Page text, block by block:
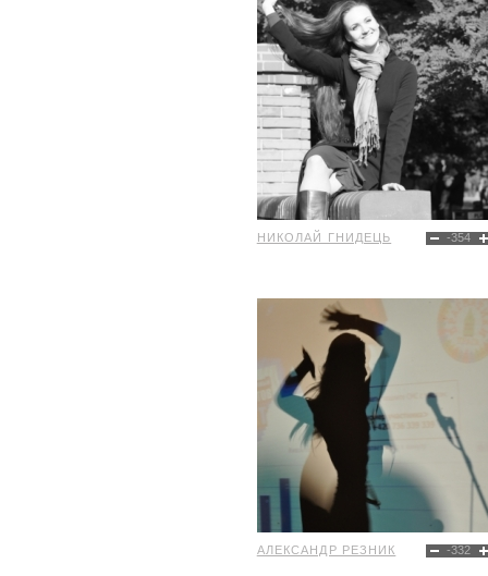
-354
НИКОЛАЙ ГНИДЕЦЬ
-332
АЛЕКСАНДР РЕЗНИК